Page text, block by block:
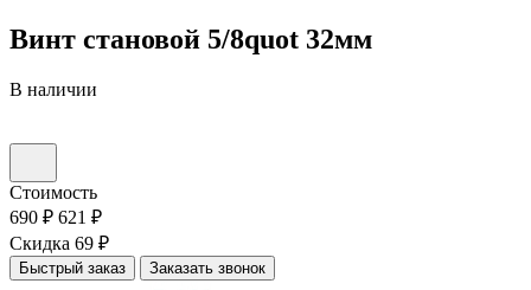
Винт становой 5/8quot 32мм
В наличии
Стоимость
690 ₽ 621 ₽
Скидка 69 ₽
Быстрый заказ Заказать звонок